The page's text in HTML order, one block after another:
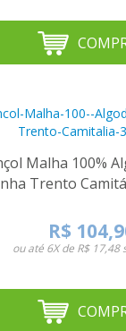
Malha 100%
Trento
R$
ou até6X de R$ 17,48